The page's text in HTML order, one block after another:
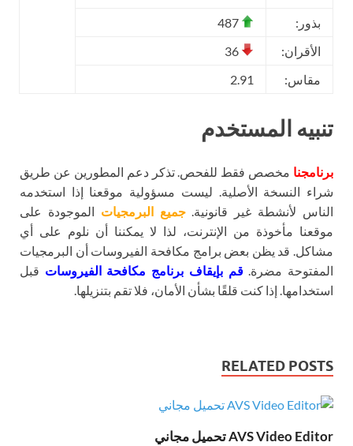
بذور:
الأقران:
مقاس:
2.91
تنبيه المستخدم
برنامجنا مخصص فقط للفحص. تذكر دعم المطورين عن طريق
شراء النسخة الأصلية. ليست مسؤولية موقعنا إذا استخدمه
الناس لأنشطة غير قانونية.جميع البرمجيات الموجودة على
موقعنا مأخوذة من الإنترنت، لذا لا يمكننا أن نلوم على أي
مشاكل. قد يظن بعض برامج مكافحة الفيروسات أن البرمجيات
المفتوحة مضرة.قم بإيقاف برنامج مكافحة الفيروسات قبل
استخدامها. إذا كنت قلقًا بشأن الأمان، فلا تقم بتنزيلها.
RELATED POSTS
AVS Video Editor تحميل مجاني